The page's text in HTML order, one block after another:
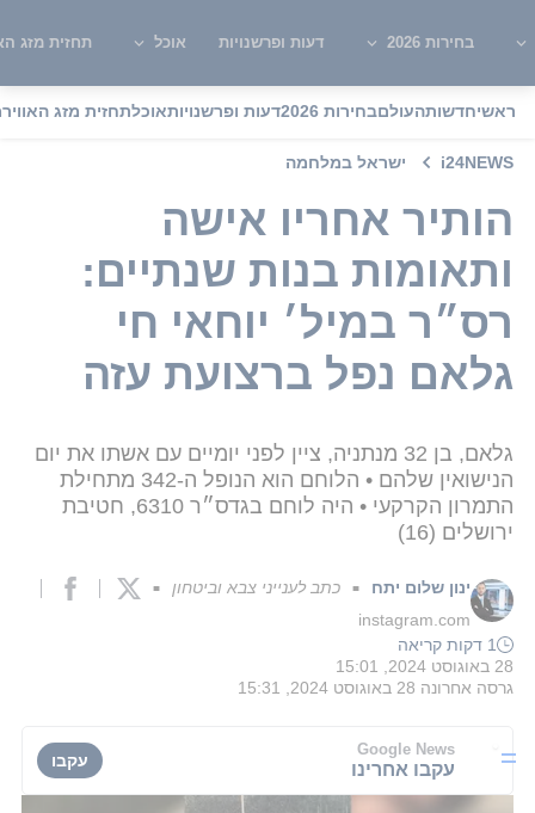
בחירות 2026 דעות ופרשנויות אוכל תחזית מזג
ראשיחדשותהעולםבחירות 2026 דעות ופרשנויותאוכלתחזית מזג האוויר
i24NEWS ישראל במלחמה
הותיר אחריו אישה
ותאומות בנות שנתיים:
רס״ר במיל׳ יוחאי חי
גלאם נפל ברצועת עזה
גלאם, בן 32 מנתניה, ציין לפני יומיים עם אשתו את יום
הנישואין שלהם • הלוחם הוא הנופל ה-342 מתחילת
התמרון הקרקעי • היה לוחם בגדס״ר 6310, חטיבת
ירושלים (16)
ינון שלום יתח ■ כתב לענייני צבא וביטחון ■
instagram.com
1 דקות קריאה
28 באוגוסט 2024, 15:01
גרסה אחרונה 28 באוגוסט 2024, 15:31
Google News
עקבו אחרינו עקבו